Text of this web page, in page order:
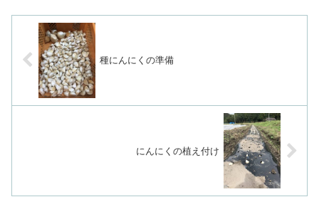
種にんにくの準備
にんにくの植え付け